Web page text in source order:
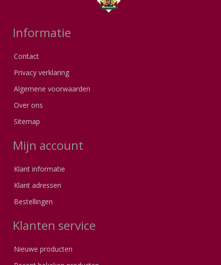
Informatie
Contact
Privacy verklaring
Algemene voorwaarden
Over ons
Sitemap
Mijn account
Klant informatie
Klant adressen
Bestellingen
Klanten service
Nieuwe producten